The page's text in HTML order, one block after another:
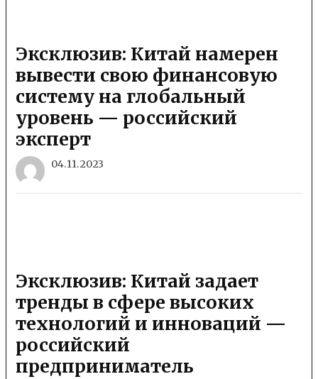
Эксклюзив: Китай намерен
вывести свою финансовую
систему на глобальный
уровень — российский
эксперт
04.11.2023
Эксклюзив: Китай задает
тренды в сфере высоких
технологий и инноваций —
российский
предприниматель